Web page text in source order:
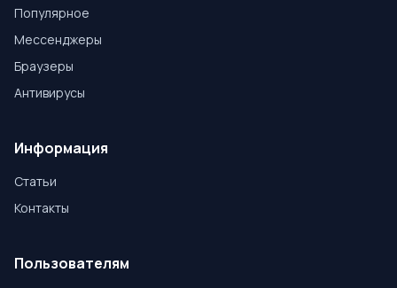
Популярное
Мессенджеры
Браузеры
Антивирусы
Информация
Статьи
Контакты
Пользователям